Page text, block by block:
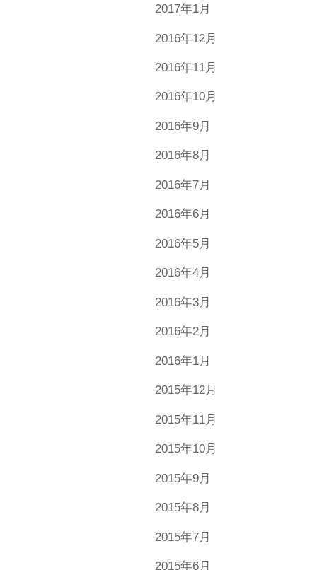
2017年1月
2016年12月
2016年11月
2016年10月
2016年9月
2016年8月
2016年7月
2016年6月
2016年5月
2016年4月
2016年3月
2016年2月
2016年1月
2015年12月
2015年11月
2015年10月
2015年9月
2015年8月
2015年7月
2015年6月